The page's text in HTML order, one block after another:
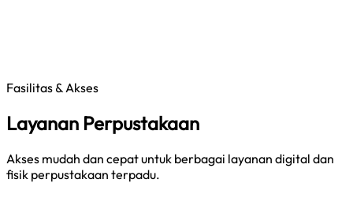
Fasilitas & Akses
Layanan Perpustakaan
Akses mudah dan cepat untuk berbagai layanan digital dan
fisik perpustakaan terpadu.